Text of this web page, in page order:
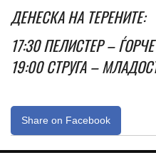
ДЕНЕСКА НА ТЕРЕНИТЕ:
17:30 ПЕЛИСТЕР –
19:00 СТРУГА –
Share on Facebook